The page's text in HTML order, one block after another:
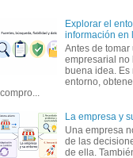
Explorar el
información en
Antes de tomar
empresarial no
buena idea. Es
entorno,
compro...
La empresa y
Una empresa
de las
de ella.